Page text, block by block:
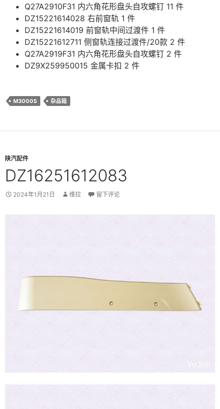
Q27A2910F31 内六角花形盘头自攻螺钉 11 件
DZ15221614028 右前窗轨 1 件
DZ15221614019 前窗轨中间过渡件 1 件
DZ15221612711 侧窗轨连接过渡件/20款 2 件
Q27A2919F31 内六角花形盘头自攻螺钉 2 件
DZ9X259950015 金属卡扣 2 件
M3000S 杂品箱
陕汽配件
DZ16251612083
2024年1月21日 维拉 留下评论